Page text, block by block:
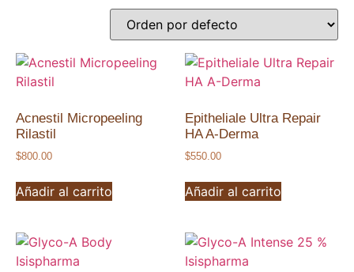
Acnestil Micropeeling
Rilastil
$800.00
Añadir al carrito
Epitheliale Ultra Repair
HA A-Derma
$550.00
Añadir al carrito